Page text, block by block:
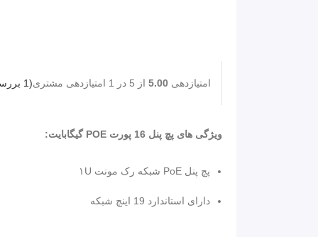
امتیازدهی 5.00 از 5 در 1 امتیازدهی مشتری(
1
ویژگی های پچ پنل 16 پورت POE گیگابایت:
پچ پنل PoE شبکه رک مونت ۱U
دارای استاندارد 19 اینچ شبکه